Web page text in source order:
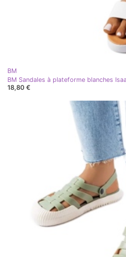
BM
BM Sandales à plateforme blanches
18,80 €